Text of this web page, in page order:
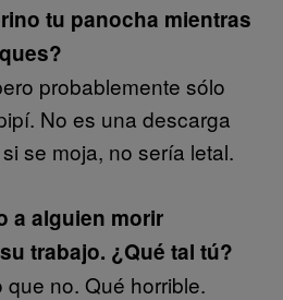
tu panocha mientras
probablemente sólo
No es una descarga
se moja, no sería letal.
a alguien morir
trabajo. ¿Qué tal tú?
no. Qué horrible.